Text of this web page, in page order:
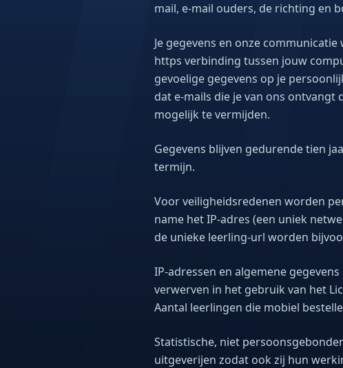
mail, e-mail ouders, de richting en
Je gegevens en onze
https verbinding tussen jouw
gevoelige gegevens op je
dat e-mails die je van ons ontvangt
mogelijk te vermijden.
Gegevens blijven gedurende tien
termijn.
Voor veiligheidsredenen worden
name het IP-adres (een uniek
de unieke leerling-url worden
IP-adressen en algemene
verwerven in het gebruik van het
Aantal leerlingen die mobiel
Statistische, niet
uitgeverijen zodat ook zij hun